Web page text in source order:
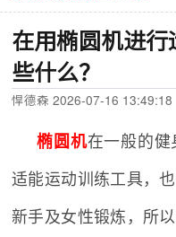
在用椭圆机进行
些什么？
悍德森 2026-07-16 13:49:18
椭圆机在一般的健
适能运动训练工具，
新手及女性锻炼，所